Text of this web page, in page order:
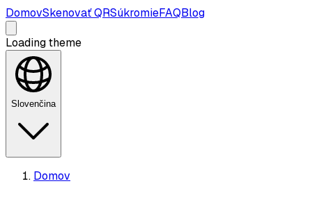
DomovSkenovať QRSúkromieFAQBlog
Loading theme
Slovenčina
Domov